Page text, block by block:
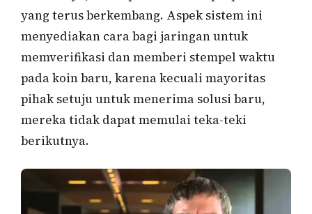
yang terus berkembang. Aspek sistem ini
menyediakan cara bagi jaringan untuk
memverifikasi dan memberi stempel waktu
pada koin baru, karena kecuali mayoritas
pihak setuju untuk menerima solusi baru,
mereka tidak dapat memulai teka-teki
berikutnya.